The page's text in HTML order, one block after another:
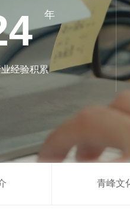
年
经验积累
青峰文